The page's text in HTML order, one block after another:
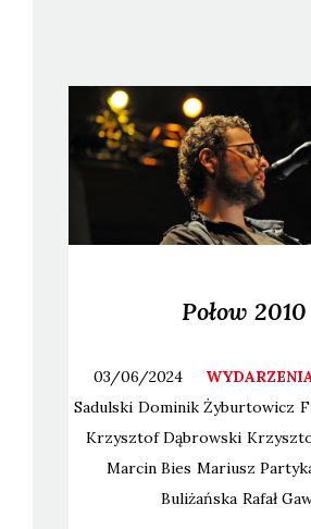
Połow 2010
03/06/2024
Sadulski Dominik Żyburtowicz
KrzysztofDąbrowski
Marcin Bies Mariusz
Buliżańska Rafał